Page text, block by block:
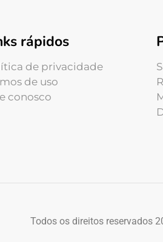
rápidos
de privacidade
de uso
conosco
Todos os direitos reservados